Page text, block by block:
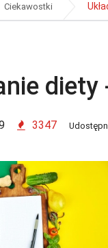
Ciekawostki
3347